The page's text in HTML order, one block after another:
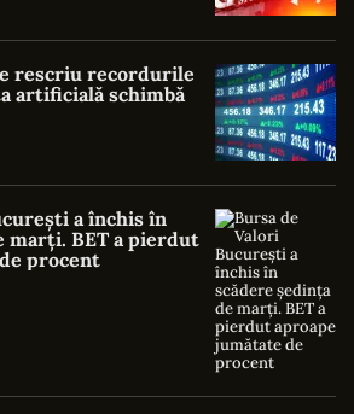
rescriu recordurile
artificială schimbă
a închis în
marți. BET a pierdut
procent